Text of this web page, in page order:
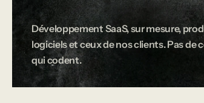
Développement SaaS, sur mesure,
logiciels et ceux de nos clients. Pas de
qui codent.